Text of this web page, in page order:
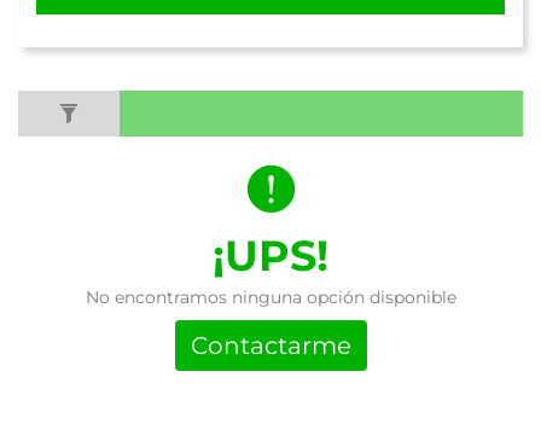
¡UPS!
No encontramos ninguna opción disponible
Contactarme